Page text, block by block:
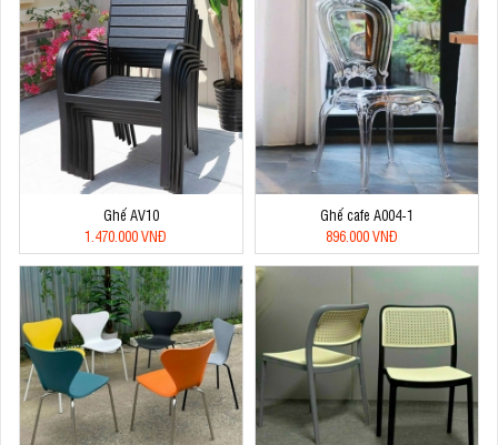
Ghế AV10
1.470.000 VNĐ
Ghế cafe A004-1
896.000 VNĐ